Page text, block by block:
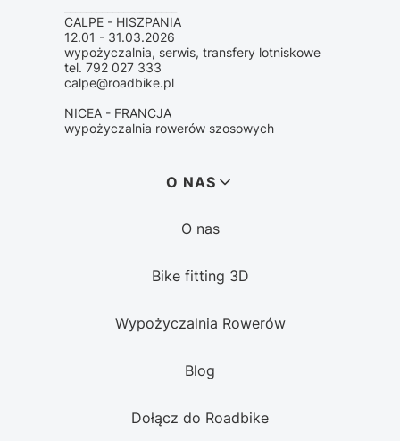
CALPE - HISZPANIA
12.01 - 31.03.2026
wypożyczalnia, serwis, transfery lotniskowe
tel. 792 027 333
calpe@roadbike.pl
NICEA - FRANCJA
wypożyczalnia rowerów szosowych
O NAS
O nas
Bike fitting 3D
Wypożyczalnia Rowerów
Blog
Dołącz do Roadbike